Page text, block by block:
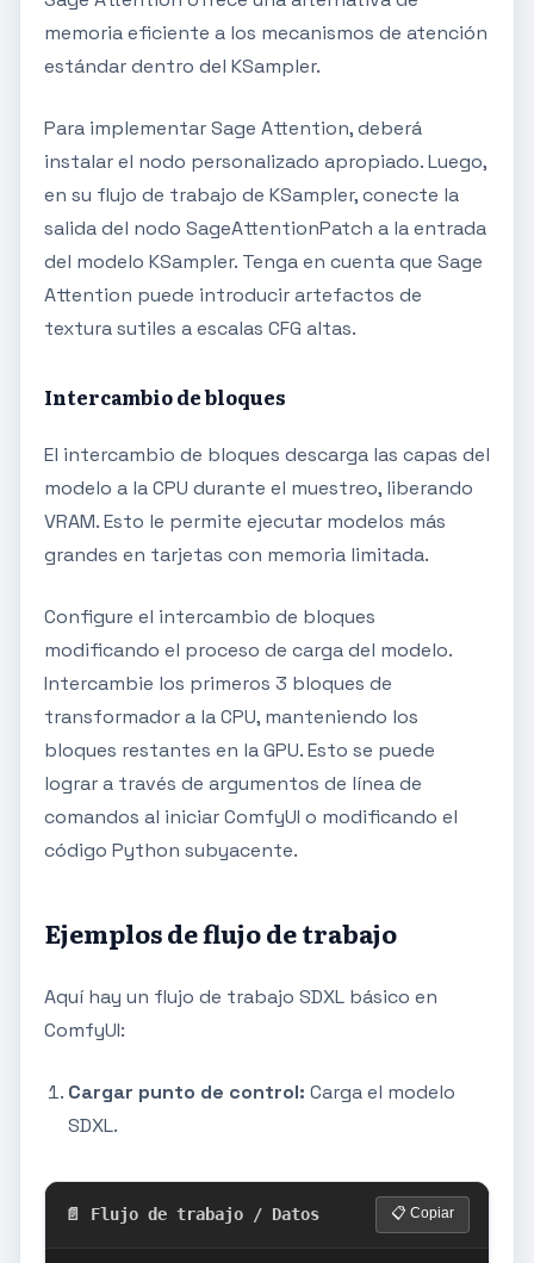
memoria eficiente a los mecanismos de atención
estándar dentro del KSampler.
Para implementar Sage Attention, deberá
instalar el nodo personalizado apropiado. Luego,
en su flujo de trabajo de KSampler, conecte la
salida del nodo SageAttentionPatch a la entrada
del modelo KSampler. Tenga en cuenta que Sage
Attention puede introducir artefactos de
textura sutiles a escalas CFG altas.
Intercambio de bloques
El intercambio de bloques descarga las capas del
modelo a la CPU durante el muestreo, liberando
VRAM. Esto le permite ejecutar modelos más
grandes en tarjetas con memoria limitada.
Configure el intercambio de bloques
modificando el proceso de carga del modelo.
Intercambie los primeros 3 bloques de
transformador a la CPU, manteniendo los
bloques restantes en la GPU. Esto se puede
lograr a través de argumentos de línea de
comandos al iniciar ComfyUI o modificando el
código Python subyacente.
Ejemplos de flujo de trabajo
Aquí hay un flujo de trabajo SDXL básico en
ComfyUI:
Cargar punto de control: Carga el modelo
SDXL.
📄 Flujo de trabajo / Datos 📋 Copiar